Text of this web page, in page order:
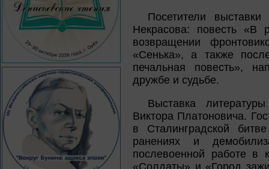
Посетители
Некрасова: повесть «В
возвращении
«Сенька», а также
печальная повесть»,
дружбе и судьбе.
Выставка
Виктора Платоновича.
в Сталинградской
ранениях и
послевоенной работе в
«Солдаты» и «Город